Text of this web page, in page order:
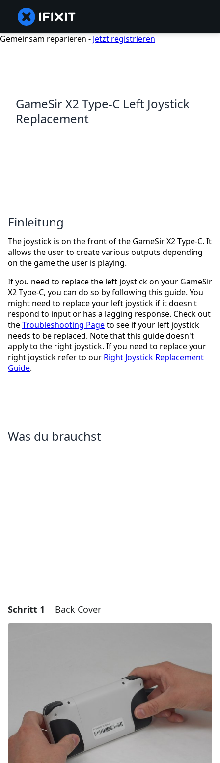
Gemeinsam reparieren - Jetzt registrieren
GameSir X2 Type-C Left Joystick
Replacement
Einleitung
The joystick is on the front of the GameSir X2 Type-C. It
allows the user to create various outputs depending
on the game the user is playing.
If you need to replace the left joystick on your GameSir
X2 Type-C, you can do so by following this guide. You
might need to replace your left joystick if it doesn't
respond to input or has a lagging response. Check out
theTroubleshooting Pageto see if your left joystick
needs to be replaced. Note that this guide doesn't
apply to the right joystick. If you need to replace your
right joystick refer to our Right Joystick Replacement
Guide.
Was du brauchst
Schritt 1 Back Cover